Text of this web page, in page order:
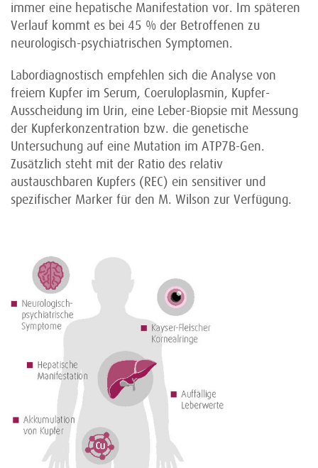
immer eine hepatische Manifestation vor. Im späteren
Verlauf kommt es bei 45 % der Betroffenen zu
neurologisch-psychiatrischen Symptomen.
Labordiagnostisch empfehlen sich die Analyse von
freiem Kupfer im Serum, Coeruloplasmin, Kupfer-
Ausscheidung im Urin, eine Leber-Biopsie mit Messung
der Kupferkonzentration bzw. die genetische
Untersuchung auf eine Mutation im ATP7B-Gen.
Zusätzlich steht mit der Ratio des relativ
austauschbaren Kupfers (REC) ein sensitiver und
spezifischer Marker für den M. Wilson zur Verfügung.